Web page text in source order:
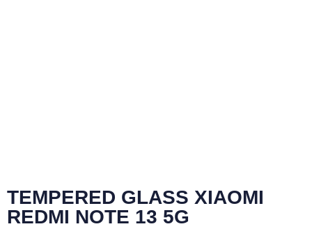
TEMPERED GLASS XIAOMI
REDMI NOTE 13 5G